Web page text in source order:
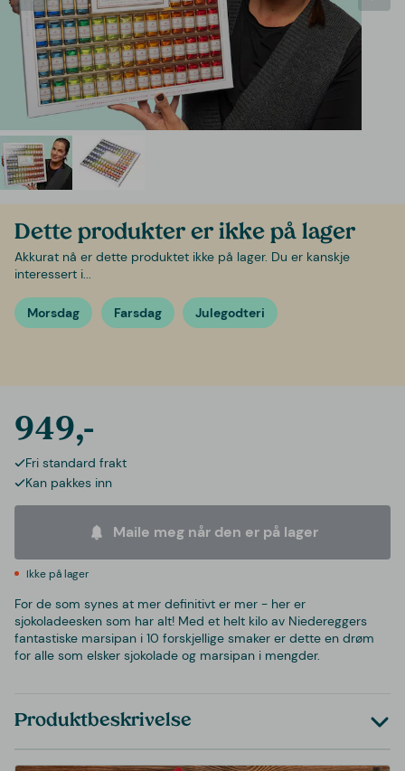
Dette produkter er ikke på lager
Akkurat nå er dette produktet ikke på lager. Du er kanskje
interessert i...
Morsdag Farsdag Julegodteri
949,-
Fri standard frakt
Kan pakkes inn
Maile meg når den er på lager
Ikke på lager
For de som synes at mer definitivt er mer - her er
sjokoladeesken som har alt! Med et helt kilo av Niedereggers
fantastiske marsipan i 10 forskjellige smaker er dette en drøm
for alle som elsker sjokolade og marsipan i mengder.
Produktbeskrivelse